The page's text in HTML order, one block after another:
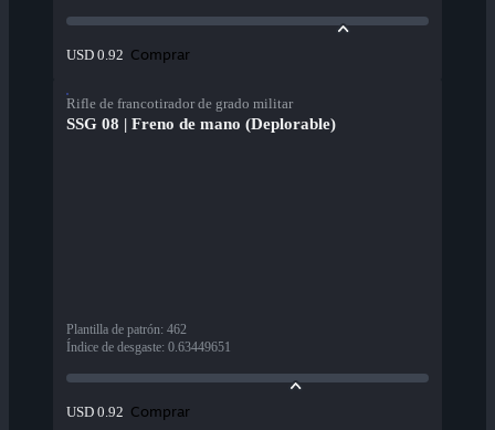
USD 0.92 Comprar
Rifle de francotirador de grado militar
SSG 08 | Freno de mano (Deplorable)
Plantilla de patrón: 462
Índice de desgaste: 0.63449651
USD 0.92 Comprar